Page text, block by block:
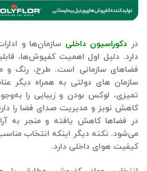
در دکوراسیون داخلی سازمان‌ها و
دارد. دلیل اول اهمیت کفپوش‌ها،
فضاهای سازمانی است. طرح، رنگ و
سازمان های دولتی به همراه دیگر
تمیزی، لوکس بودن و زیبایی را
کاهش نویز و مدیریت صدای فضا را
در فضاها کاهش یافته و منجر به
می‌شود. نکته دیگر اینکه انتخاب
کیفیت هوای داخلی دارد.